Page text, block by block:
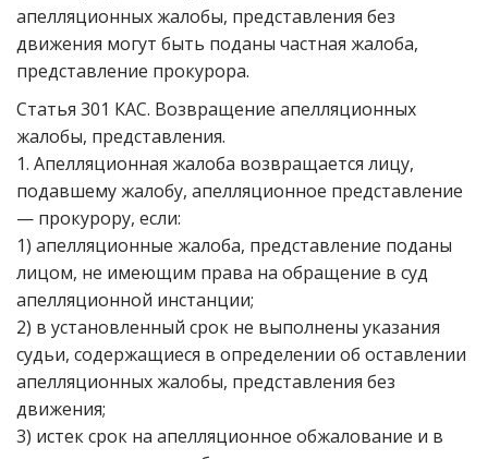
апелляционных жалобы, представления без
движения могут быть поданы частная жалоба,
представление прокурора.
Статья 301 КАС. Возвращение апелляционных
жалобы, представления.
1. Апелляционная жалоба возвращается лицу,
подавшему жалобу, апелляционное представление
— прокурору, если:
1) апелляционные жалоба, представление поданы
лицом, не имеющим права на обращение в суд
апелляционной инстанции;
2) в установленный срок не выполнены указания
судьи, содержащиеся в определении об оставлении
апелляционных жалобы, представления без
движения;
3) истек срок на апелляционное обжалование и в